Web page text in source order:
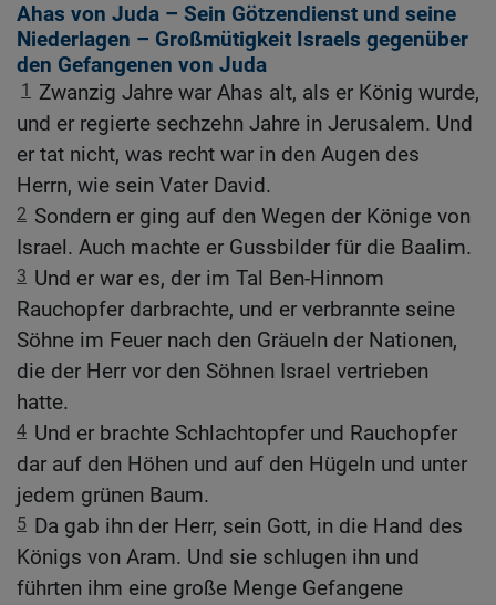
Ahas von Juda – Sein Götzendienst und seine
Niederlagen – Großmütigkeit Israels gegenüber
den Gefangenen von Juda
1
Zwanzig Jahre war Ahas alt, als er König wurde,
und er regierte sechzehn Jahre in Jerusalem. Und
er tat nicht, was recht war in den Augen des
Herrn, wie sein Vater David.
2 Sondern er ging auf den Wegen der Könige von
Israel. Auch machte er Gussbilder für die Baalim.
3 Und er war es, der im Tal Ben-Hinnom
Rauchopfer darbrachte, und er verbrannte seine
Söhne im Feuer nach den Gräueln der Nationen,
die der Herr vor den Söhnen Israel vertrieben
hatte.
4 Und er brachte Schlachtopfer und Rauchopfer
dar auf den Höhen und auf den Hügeln und unter
jedem grünen Baum.
5 Da gab ihn der Herr, sein Gott, in die Hand des
Königs von Aram. Und sie schlugen ihn und
führten ihm eine große Menge Gefangene